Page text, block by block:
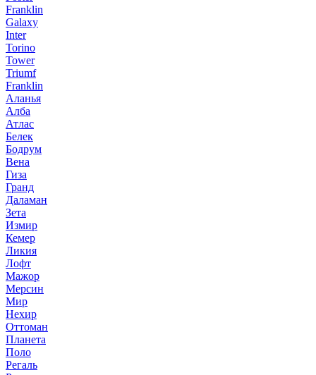
Franklin
Galaxy
Inter
Torino
Tower
Triumf
Franklin
Аланья
Алба
Атлас
Белек
Бодрум
Вена
Гиза
Гранд
Даламан
Зета
Измир
Кемер
Ликия
Лофт
Мажор
Мерсин
Мир
Нехир
Оттоман
Планета
Поло
Регаль